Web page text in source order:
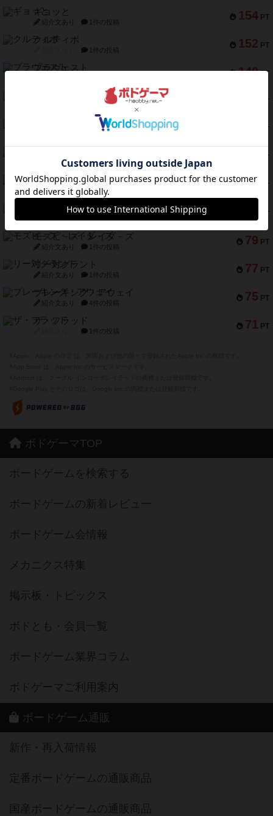
154 PT
ギョッと
紹介文あり 1件の投稿
152 PT
クルティボ
1件の投稿
140 PT
ブラヴェスト
PT
ドブル：ポケットモンスター
4件の投稿
PT
ジャンヌ・ダルク-オルレアン ドロー＆ライト
PT
紹介文あり 3件の投稿
88 PT
ダイススローン
紹介文なし 1件の投稿
PT
ガルフストライク
79 PT
モズビ－ズ・レイダ－ズ
紹介文あり 1件の投稿
77 PT
リー対グラント
紹介文あり 1件の投稿
75 PT
ブレーキング・アウェイ
紹介文あり 4件の投稿
71 PT
ザ・フラッド
1件の投稿
ボドゲーマTOP
ボードゲームを検索する
ボードゲームの新着レビュー
ボードゲーム会情報
メカニクス特集
掲示板・トピックス
ボドとも・会員一覧
ボードゲーム業界コラム
ボドゲーマご利用案内
ボードゲーム通販
新作・再入荷情報
定番ボードゲームの通販商品
国産ボードゲームの通販商品